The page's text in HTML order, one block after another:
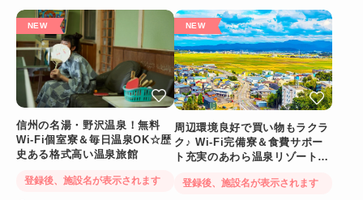
信州の名湯・野沢温泉！無料
Wi-Fi個室寮＆毎日温泉OK☆歴
史ある格式高い温泉旅館
登録後、施設名が表示されます
周辺環境良好で買い物もラクラ
ク♪ Wi-Fi完備寮＆食費サポー
ト充実のあわら温泉リゾートバ
登録後、施設名が表示されます